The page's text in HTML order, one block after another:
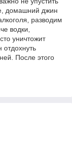
домашний джин
разводим
водки,
уничтожит
отдохнуть
После этого